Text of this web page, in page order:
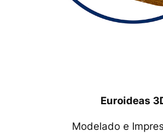
Euroideas
Modelado e